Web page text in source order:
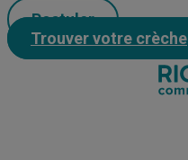
Postuler
Trouver votre crèche